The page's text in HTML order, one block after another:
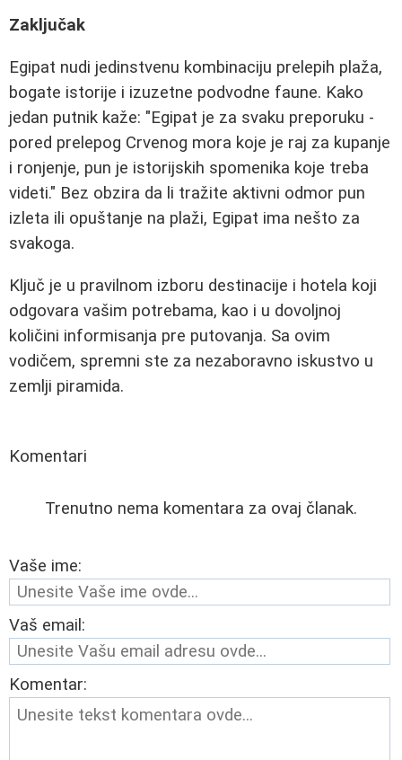
Zaključak
Egipat nudi jedinstvenu kombinaciju prelepih plaža,
bogate istorije i izuzetne podvodne faune. Kako
jedan putnik kaže: "Egipat je za svaku preporuku -
pored prelepog Crvenog mora koje je raj za kupanje
i ronjenje, pun je istorijskih spomenika koje treba
videti." Bez obzira da li tražite aktivni odmor pun
izleta ili opuštanje na plaži, Egipat ima nešto za
svakoga.
Ključ je u pravilnom izboru destinacije i hotela koji
odgovara vašim potrebama, kao i u dovoljnoj
količini informisanja pre putovanja. Sa ovim
vodičem, spremni ste za nezaboravno iskustvo u
zemlji piramida.
Komentari
Trenutno nema komentara za ovaj članak.
Vaše ime:
Vaš email:
Komentar: